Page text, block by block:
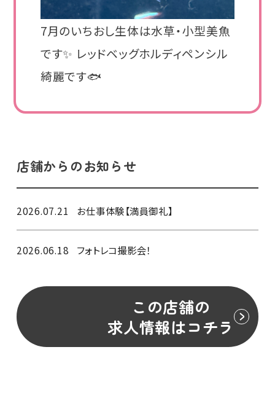
7月のいちおし生体は水草・小型美魚
です✨ レッドベッグホルディペンシル
綺麗です🐟
店舗からのお知らせ
2026.07.21 お仕事体験【満員御礼】
2026.06.18 フォトレコ撮影会！
この店舗の
求人情報はコチラ